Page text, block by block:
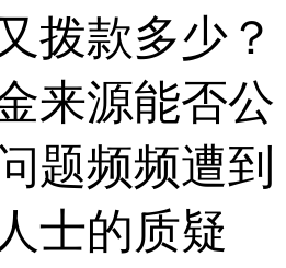
拨款多少？
来源能否公
题频频遭到
士的质疑